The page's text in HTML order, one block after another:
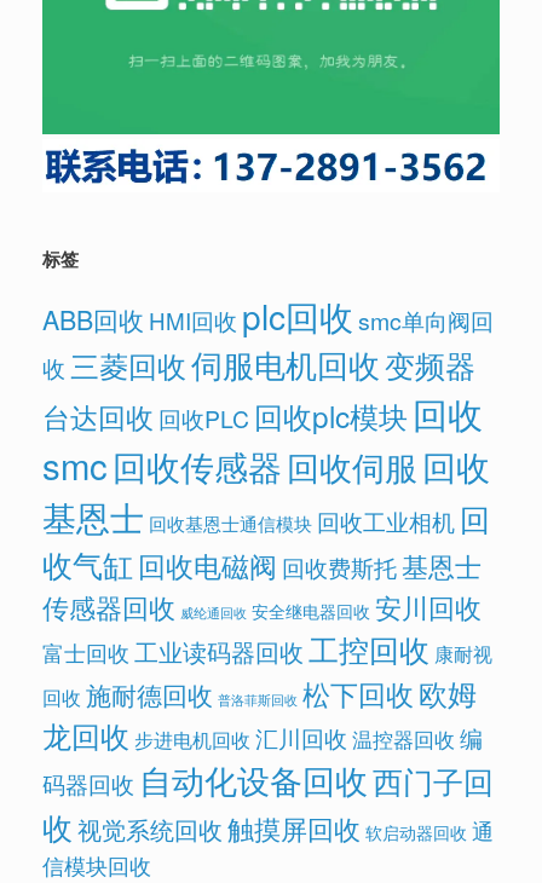
标签
ABB回收 HMI回收 plc回收 smc单向阀回
收三菱回收伺服电机回收变频器
台达回收 回收PLC 回收plc模块 回收
smc回收传感器回收伺服 回收
基恩士 回收基恩士通信模块 回收工业相机 回
收气缸 回收电磁阀 回收费斯托基恩士
传感器回收 威纶通回收 安全继电器回收 安川回收
富士回收工业读码器回收工控回收 康耐视
回收 施耐德回收 普洛菲斯回收 松下回收欧姆
龙回收 步进电机回收 汇川回收 温控器回收 编
码器回收 自动化设备回收西门子回
收视觉系统回收触摸屏回收 软启动器回收 通
信模块回收